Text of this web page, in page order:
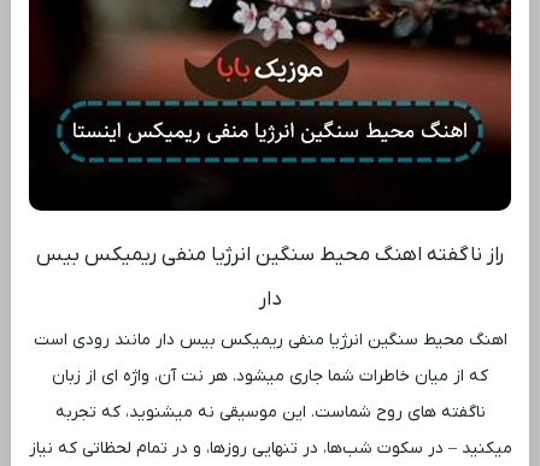
راز ناگفته اهنگ محیط سنگین انرژیا منفی ریمیکس بیس
دار
اهنگ محیط سنگین انرژیا منفی ریمیکس بیس دار مانند رودی است
که از میان خاطرات شما جاری میشود. هر نت آن، واژه ‌ای از زبان
ناگفته ‌های روح شماست. این موسیقی نه میشنوید، که تجربه
میکنید – در سکوت شب‌ها، در تنهایی روزها، و در تمام لحظاتی که نیاز